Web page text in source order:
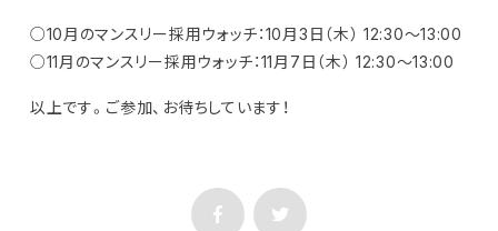
○10月のマンスリー採用ウォッチ：10月3日（木） 12:30～13:00
○11月のマンスリー採用ウォッチ：11月7日（木） 12:30～13:00
以上です。ご参加、お待ちしています！